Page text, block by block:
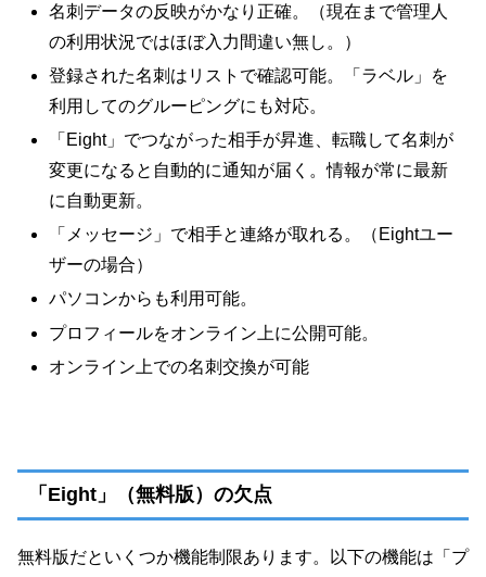
名刺データの反映がかなり正確。（現在まで管理人
の利用状況ではほぼ入力間違い無し。）
登録された名刺はリストで確認可能。「ラベル」を
利用してのグルーピングにも対応。
「Eight」でつながった相手が昇進、転職して名刺が
変更になると自動的に通知が届く。情報が常に最新
に自動更新。
「メッセージ」で相手と連絡が取れる。（Eightユー
ザーの場合）
パソコンからも利用可能。
プロフィールをオンライン上に公開可能。
オンライン上での名刺交換が可能
「Eight」（無料版）の欠点
無料版だといくつか機能制限あります。以下の機能は「プ